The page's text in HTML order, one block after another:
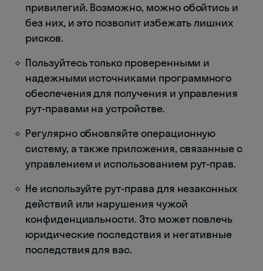
привилегий. Возможно, можно обойтись и
без них, и это позволит избежать лишних
рисков.
Пользуйтесь только проверенными и
надежными источниками программного
обеспечения для получения и управления
рут-правами на устройстве.
Регулярно обновляйте операционную
систему, а также приложения, связанные с
управлением и использованием рут-прав.
Не используйте рут-права для незаконных
действий или нарушения чужой
конфиденциальности. Это может повлечь
юридические последствия и негативные
последствия для вас.